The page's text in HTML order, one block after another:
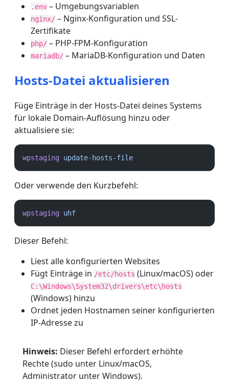
.env – Umgebungsvariablen
nginx/ – Nginx-Konfiguration und SSL-
Zertifikate
php/ – PHP-FPM-Konfiguration
mariadb/ – MariaDB-Konfiguration und Daten
Hosts-Datei aktualisieren
Füge Einträge in der Hosts-Datei deines Systems
für lokale Domain-Auflösung hinzu oder
aktualisiere sie:
wpstaging update-hosts-file
Oder verwende den Kurzbefehl:
wpstaging uhf
Dieser Befehl:
Liest alle konfigurierten Websites
Fügt Einträge in /etc/hosts (Linux/macOS) oder
C:\Windows\System32\drivers\etc\hosts
(Windows) hinzu
Ordnet jeden Hostnamen seiner konfigurierten
IP-Adresse zu
Hinweis: Dieser Befehl erfordert erhöhte
Rechte (sudo unter Linux/macOS,
Administrator unter Windows).